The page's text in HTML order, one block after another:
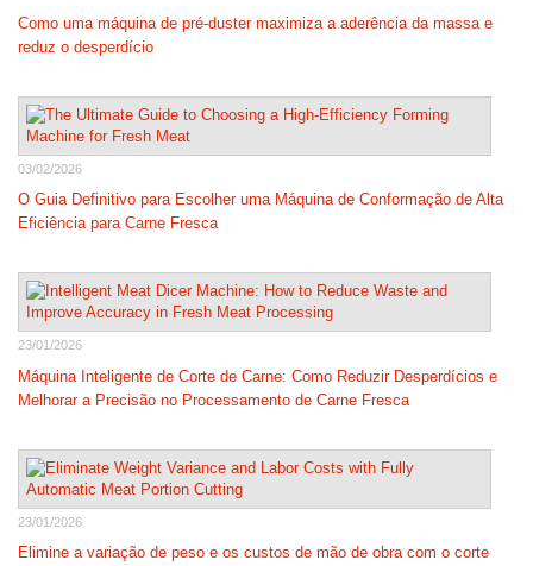
Como uma máquina de pré-duster maximiza a aderência da massa e
reduz o desperdício
03/02/2026
O Guia Definitivo para Escolher uma Máquina de Conformação de Alta
Eficiência para Carne Fresca
23/01/2026
Máquina Inteligente de Corte de Carne: Como Reduzir Desperdícios e
Melhorar a Precisão no Processamento de Carne Fresca
23/01/2026
Elimine a variação de peso e os custos de mão de obra com o corte